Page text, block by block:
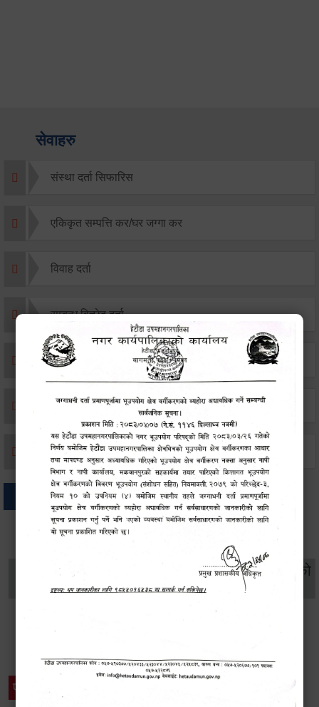
सेवाहरु
संस्था दर्ता सिफारिस
एकिकृत सम्पत्ति कर/घर जग्गा कर
विवाह दर्ता
सम्बन्ध विच्छेद दर्ता
बसाइ-सराई जाने/आउने दर्ता
मृत्यू दर्ता
जन्म दर्ता
थप विवरणहरु
सामाजिक सुरक्षा तथा
व्यक्तिगत घटना दर्ता
विकास
वातावरण
सूचनाको
विशेष विवरणहरु
प्रेस नोट